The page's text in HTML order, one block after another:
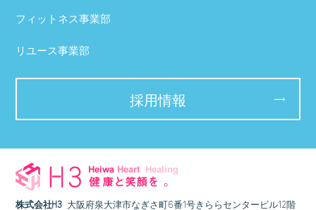
フィットネス事業部
リユース事業部
採用情報
株式会社H3 大阪府泉大津市なぎさ町6番1号きららセンタービル12階